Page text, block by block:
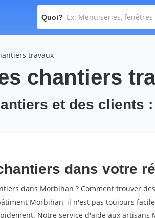
Quoi?
travaux
chantiers
et des clients
dans votre
dans Morbihan ? Comment trouver
Morbihan, il n'est pas toujours
Notre service d'aide aux